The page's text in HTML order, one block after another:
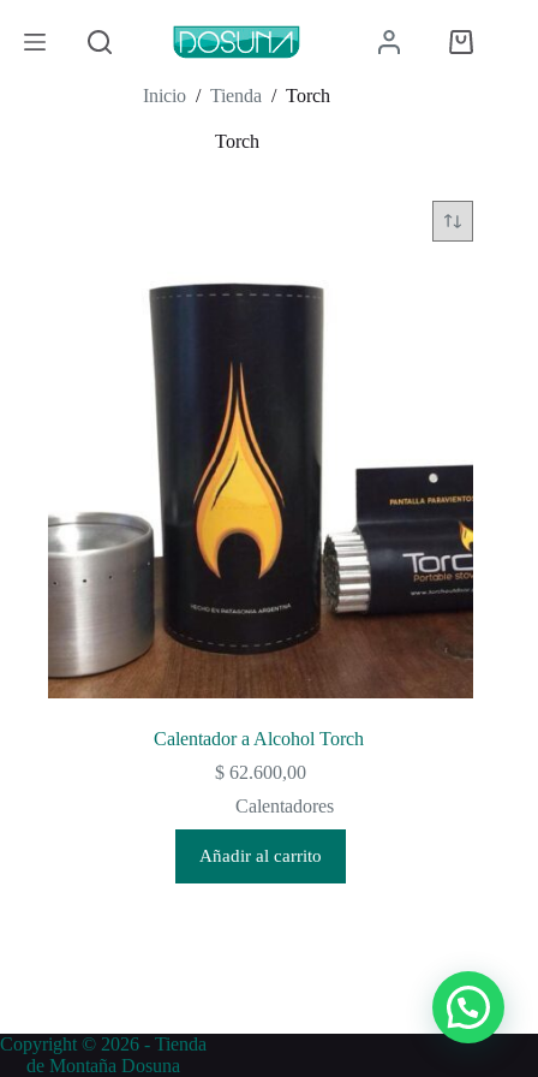
contenido
Carro
de
Inicio / Tienda / Torch
Torch
Calentador a Alcohol Torch
$ 62.600,00
Calentadores
Añadir al carrito
Copyright © 2026 - Tienda
de Montaña Dosuna